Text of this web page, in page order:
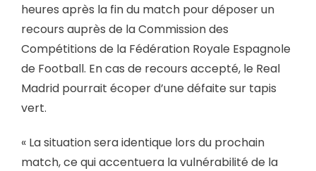
heures après la fin du match pour déposer un
recours auprès de la Commission des
Compétitions de la Fédération Royale Espagnole
de Football. En cas de recours accepté, le Real
Madrid pourrait écoper d’une défaite sur tapis
vert.
« La situation sera identique lors du prochain
match, ce qui accentuera la vulnérabilité de la